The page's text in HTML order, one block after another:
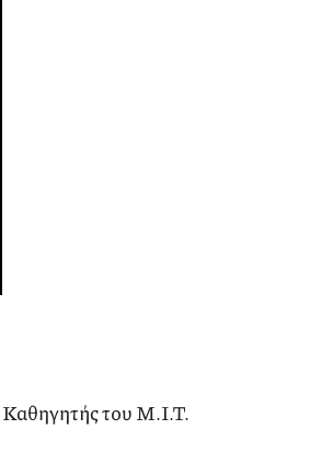
του Μ.Ι.Τ.